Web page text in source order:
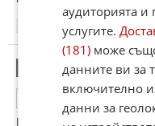
AXXX
Войници кацат на
аудиторията и
услугите.
(181) може
данните ви за
включително
данни за